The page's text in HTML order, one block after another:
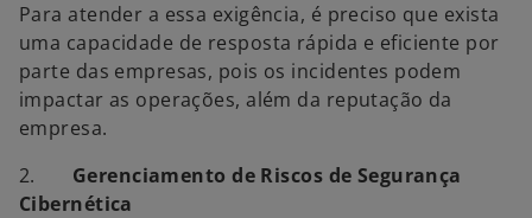
Para atender a essa exigência, é preciso que exista
uma capacidade de resposta rápida e eficiente por
parte das empresas, pois os incidentes podem
impactar as operações, além da reputação da
empresa.
2. Gerenciamento de Riscos de Segurança
Cibernética